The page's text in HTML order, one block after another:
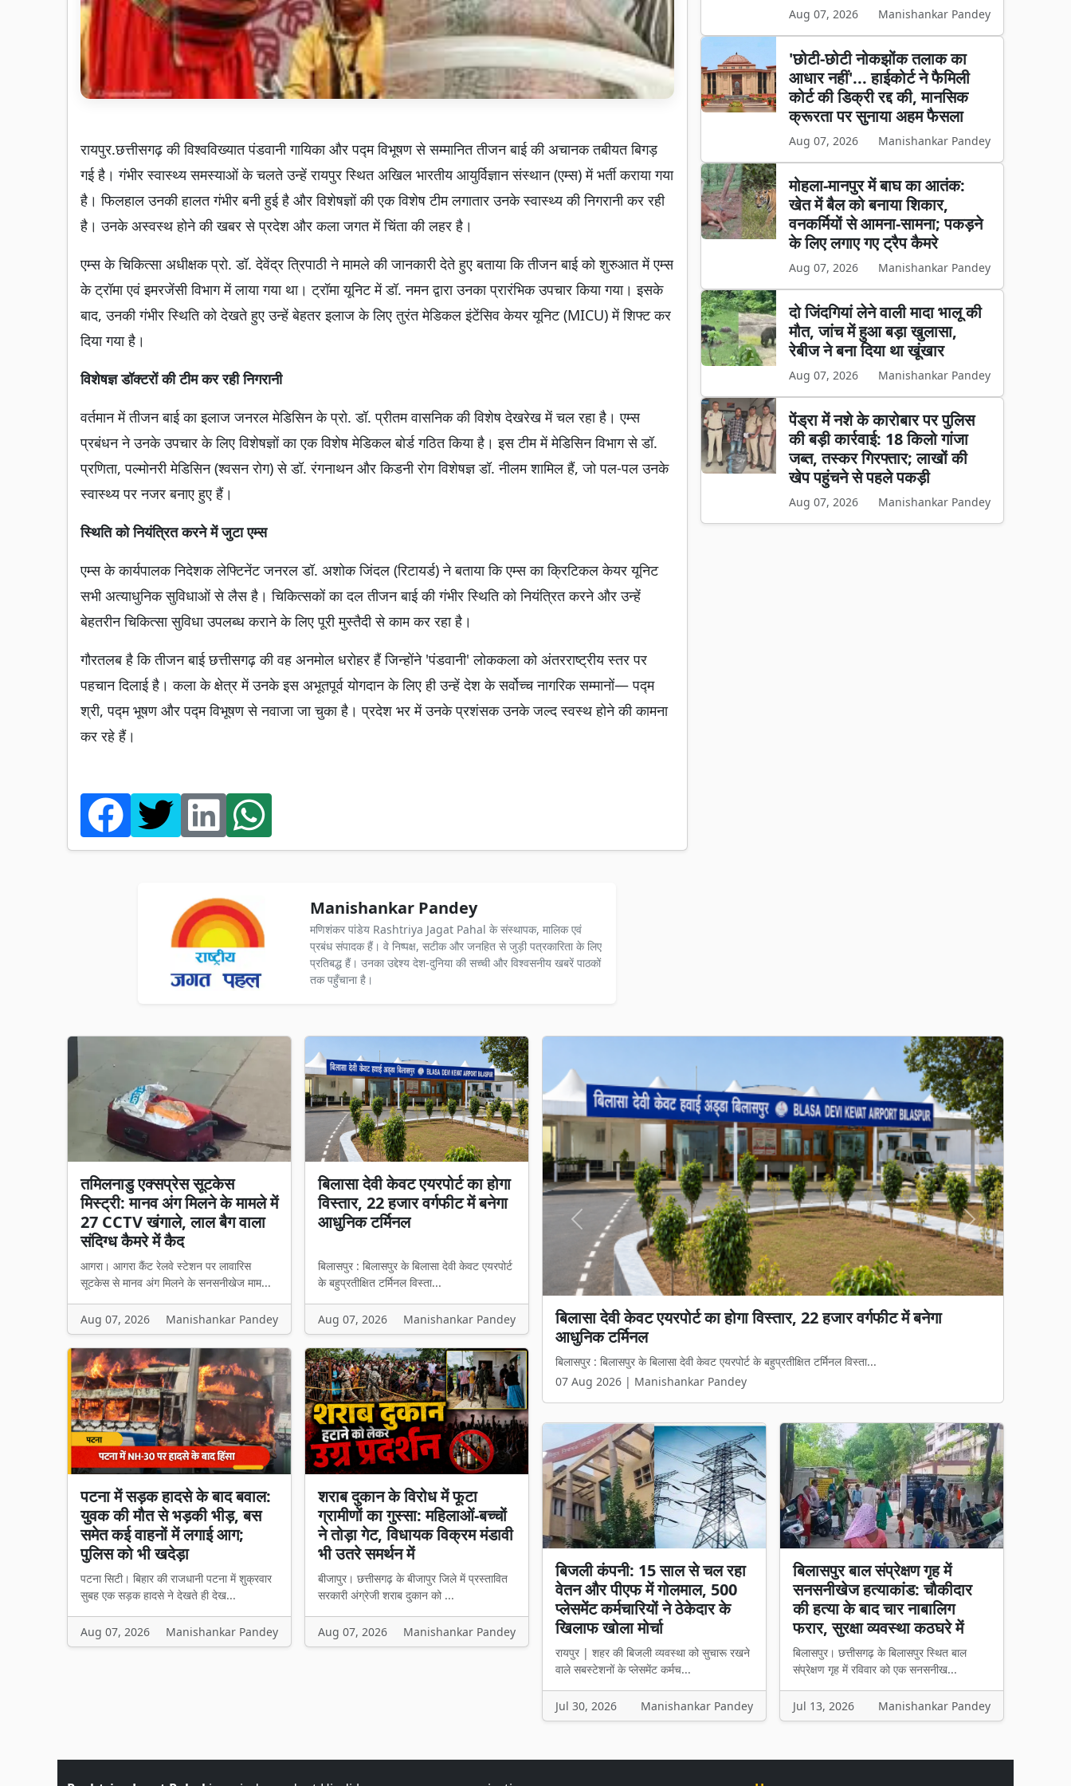
रायपुर.छत्तीसगढ़ की विश्वविख्यात पंडवानी गायिका और पद्म विभूषण से सम्मानित तीजन बाई की अचानक तबीयत बिगड़
गई है। गंभीर स्वास्थ्य समस्याओं के चलते उन्हें रायपुर स्थित अखिल भारतीय आयुर्विज्ञान संस्थान (एम्स) में भर्ती कराया गया
है। फिलहाल उनकी हालत गंभीर बनी हुई है और विशेषज्ञों की एक विशेष टीम लगातार उनके स्वास्थ्य की निगरानी कर रही
है। उनके अस्वस्थ होने की खबर से प्रदेश और कला जगत में चिंता की लहर है।
एम्स के चिकित्सा अधीक्षक प्रो. डॉ. देवेंद्र त्रिपाठी ने मामले की जानकारी देते हुए बताया कि तीजन बाई को शुरुआत में एम्स
के ट्रॉमा एवं इमरजेंसी विभाग में लाया गया था। ट्रॉमा यूनिट में डॉ. नमन द्वारा उनका प्रारंभिक उपचार किया गया। इसके
बाद, उनकी गंभीर स्थिति को देखते हुए उन्हें बेहतर इलाज के लिए तुरंत मेडिकल इंटेंसिव केयर यूनिट (MICU) में शिफ्ट कर
दिया गया है।
विशेषज्ञ डॉक्टरों की टीम कर रही निगरानी
वर्तमान में तीजन बाई का इलाज जनरल मेडिसिन के प्रो. डॉ. प्रीतम वासनिक की विशेष देखरेख में चल रहा है। एम्स
प्रबंधन ने उनके उपचार के लिए विशेषज्ञों का एक विशेष मेडिकल बोर्ड गठित किया है। इस टीम में मेडिसिन विभाग से डॉ.
प्रणिता, पल्मोनरी मेडिसिन (श्वसन रोग) से डॉ. रंगनाथन और किडनी रोग विशेषज्ञ डॉ. नीलम शामिल हैं, जो पल-पल उनके
स्वास्थ्य पर नजर बनाए हुए हैं।
स्थिति को नियंत्रित करने में जुटा एम्स
एम्स के कार्यपालक निदेशक लेफ्टिनेंट जनरल डॉ. अशोक जिंदल (रिटायर्ड) ने बताया कि एम्स का क्रिटिकल केयर यूनिट
सभी अत्याधुनिक सुविधाओं से लैस है। चिकित्सकों का दल तीजन बाई की गंभीर स्थिति को नियंत्रित करने और उन्हें
बेहतरीन चिकित्सा सुविधा उपलब्ध कराने के लिए पूरी मुस्तैदी से काम कर रहा है।
गौरतलब है कि तीजन बाई छत्तीसगढ़ की वह अनमोल धरोहर हैं जिन्होंने 'पंडवानी' लोककला को अंतरराष्ट्रीय स्तर पर
पहचान दिलाई है। कला के क्षेत्र में उनके इस अभूतपूर्व योगदान के लिए ही उन्हें देश के सर्वोच्च नागरिक सम्मानों— पद्म
श्री, पद्म भूषण और पद्म विभूषण से नवाजा जा चुका है। प्रदेश भर में उनके प्रशंसक उनके जल्द स्वस्थ होने की कामना
कर रहे हैं।
Manishankar Pandey
मणिशंकर पांडेय Rashtriya Jagat Pahal के संस्थापक, मालिक एवं
प्रबंध संपादक हैं। वे निष्पक्ष, सटीक और जनहित से जुड़ी पत्रकारिता के लिए
प्रतिबद्ध हैं। उनका उद्देश्य देश-दुनिया की सच्ची और विश्वसनीय खबरें पाठकों
तक पहुँचाना है।
Aug 07, 2026 Manishankar Pandey
'छोटी-छोटी नोकझोंक तलाक का
आधार नहीं'... हाईकोर्ट ने फैमिली
कोर्ट की डिक्री रद्द की, मानसिक
क्रूरता पर सुनाया अहम फैसला
Aug 07, 2026 Manishankar Pandey
मोहला-मानपुर में बाघ का आतंक:
खेत में बैल को बनाया शिकार,
वनकर्मियों से आमना-सामना; पकड़ने
के लिए लगाए गए ट्रैप कैमरे
Aug 07, 2026 Manishankar Pandey
दो जिंदगियां लेने वाली मादा भालू की
मौत, जांच में हुआ बड़ा खुलासा,
रेबीज ने बना दिया था खूंखार
Aug 07, 2026 Manishankar Pandey
पेंड्रा में नशे के कारोबार पर पुलिस
की बड़ी कार्रवाई: 18 किलो गांजा
जब्त, तस्कर गिरफ्तार; लाखों की
खेप पहुंचने से पहले पकड़ी
Aug 07, 2026 Manishankar Pandey
तमिलनाडु एक्सप्रेस सूटकेस
मिस्ट्री: मानव अंग मिलने के मामले में
27 CCTV खंगाले, लाल बैग वाला
संदिग्ध कैमरे में कैद
आगरा। आगरा कैंट रेलवे स्टेशन पर लावारिस
सूटकेस से मानव अंग मिलने के सनसनीखेज माम...
Aug 07, 2026 Manishankar Pandey
बिलासा देवी केवट एयरपोर्ट का होगा
विस्तार, 22 हजार वर्गफीट में बनेगा
आधुनिक टर्मिनल
बिलासपुर : बिलासपुर के बिलासा देवी केवट एयरपोर्ट
के बहुप्रतीक्षित टर्मिनल विस्ता...
Aug 07, 2026 Manishankar Pandey
पटना में सड़क हादसे के बाद बवाल:
युवक की मौत से भड़की भीड़, बस
समेत कई वाहनों में लगाई आग;
पुलिस को भी खदेड़ा
पटना सिटी। बिहार की राजधानी पटना में शुक्रवार
सुबह एक सड़क हादसे ने देखते ही देख...
Aug 07, 2026 Manishankar Pandey
शराब दुकान के विरोध में फूटा
ग्रामीणों का गुस्सा: महिलाओं-बच्चों
ने तोड़ा गेट, विधायक विक्रम मंडावी
भी उतरे समर्थन में
बीजापुर। छत्तीसगढ़ के बीजापुर जिले में प्रस्तावित
सरकारी अंग्रेजी शराब दुकान को ...
Aug 07, 2026 Manishankar Pandey
बिलासा देवी केवट एयरपोर्ट का होगा विस्तार, 22 हजार वर्गफीट में बनेगा
आधुनिक टर्मिनल
बिलासपुर : बिलासपुर के बिलासा देवी केवट एयरपोर्ट के बहुप्रतीक्षित टर्मिनल विस्ता...
07 Aug 2026 | Manishankar Pandey
Previous Next
बिजली कंपनी: 15 साल से चल रहा
वेतन और पीएफ में गोलमाल, 500
प्लेसमेंट कर्मचारियों ने ठेकेदार के
खिलाफ खोला मोर्चा
रायपुर | शहर की बिजली व्यवस्था को सुचारू रखने
वाले सबस्टेशनों के प्लेसमेंट कर्मच...
Jul 30, 2026 Manishankar Pandey
बिलासपुर बाल संप्रेक्षण गृह में
सनसनीखेज हत्याकांड: चौकीदार
की हत्या के बाद चार नाबालिग
फरार, सुरक्षा व्यवस्था कठघरे में
बिलासपुर। छत्तीसगढ़ के बिलासपुर स्थित बाल
संप्रेक्षण गृह में रविवार को एक सनसनीख...
Jul 13, 2026 Manishankar Pandey